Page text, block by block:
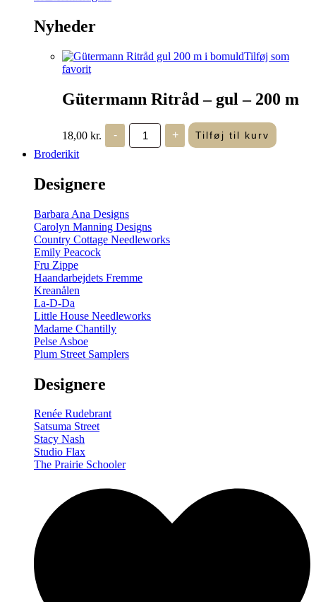
Nyheder
Tilføj som
favorit
Gütermann Ritråd – gul – 200 m
18,00 kr. -
Gütermann
Ritråd
-
+ Tilføj til kurv
Broderikit
Designere
Barbara Ana Designs
Carolyn Manning Designs
Country Cottage Needleworks
Emily Peacock
Fru Zippe
Haandarbejdets Fremme
Kreanålen
La-D-Da
Little House Needleworks
Madame Chantilly
Pelse Asboe
Plum Street Samplers
Designere
Renée Rudebrant
Satsuma Street
Stacy Nash
Studio Flax
The Prairie Schooler